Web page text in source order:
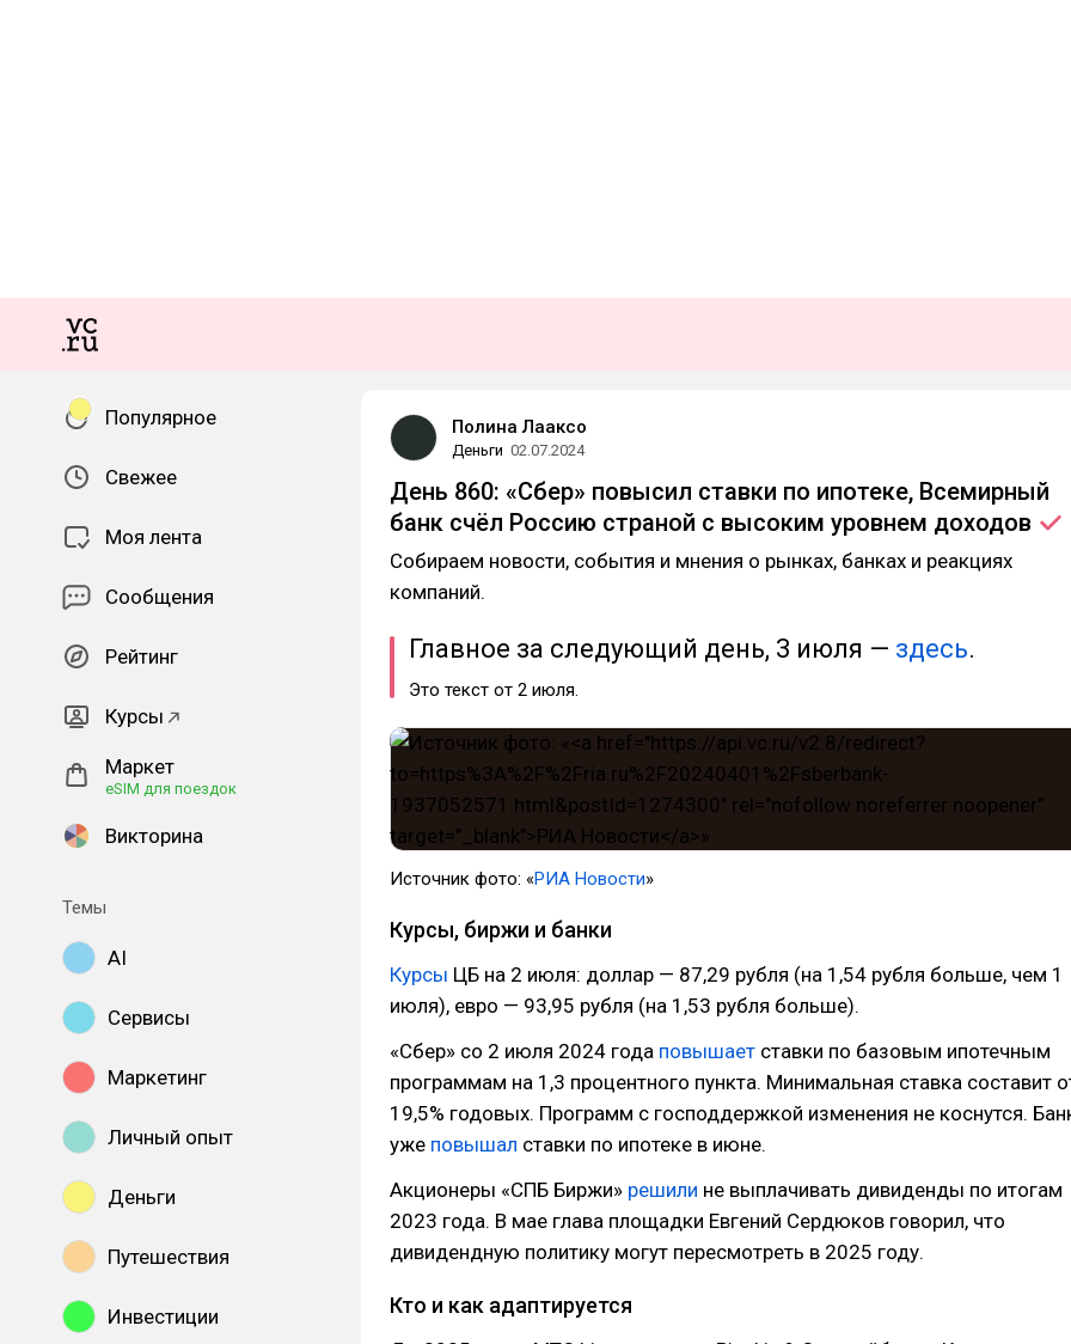
Популярное
Свежее
Моя лента
Сообщения
Рейтинг
Курсы
Маркет
eSIM для поездок
Викторина
Темы
AI
Сервисы
Маркетинг
Личный опыт
Деньги
Путешествия
Инвестиции
Полина Лааксо
Деньги 02.07.2024
День 860: «Сбер» повысил ставки по ипотеке, Всемирный
банк счёл Россию страной с высоким уровнем доходов
Собираем новости, события и мнения о рынках, банках и реакциях
компаний.
Главное за следующий день, 3 июля — здесь.
Это текст от 2 июля.
Источник фото: «РИА Новости»
Курсы, биржи и банки
Курсы ЦБ на 2 июля: доллар — 87,29 рубля (на 1,54 рубля больше, чем 1
июля), евро — 93,95 рубля (на 1,53 рубля больше).
«Сбер» со 2 июля 2024 года повышает ставки по базовым ипотечным
программам на 1,3 процентного пункта. Минимальная ставка составит
19,5% годовых. Программ с господдержкой изменения не коснутся.
уже повышал ставки по ипотеке в июне.
Акционеры «СПБ Биржи» решили не выплачивать дивиденды по итогам
2023 года. В мае глава площадки Евгений Сердюков говорил, что
дивидендную политику могут пересмотреть в 2025 году.
Кто и как адаптируется